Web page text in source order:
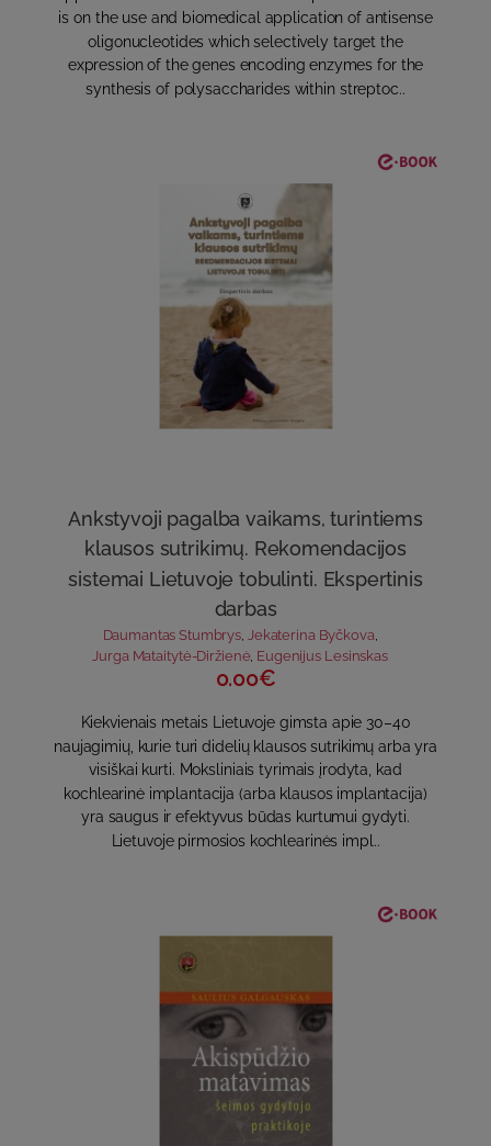
is on the use and biomedical application of antisense
oligonucleotides which selectively target the
expression of the genes encoding enzymes for the
synthesis of polysaccharides within streptoc..
Ankstyvoji pagalba vaikams, turintiems
klausos sutrikimų. Rekomendacijos
sistemai Lietuvoje tobulinti. Ekspertinis
darbas
Daumantas Stumbrys Jekaterina Byčkova
Jurga Mataitytė-Diržienė, Eugenijus Lesinskas
0.00€
Kiekvienais metais Lietuvoje gimsta apie 30–40
naujagimių, kurie turi didelių klausos sutrikimų arba yra
visiškai kurti. Moksliniais tyrimais įrodyta, kad
kochlearinė implantacija (arba klausos implantacija)
yra saugus ir efektyvus būdas kurtumui gydyti.
Lietuvoje pirmosios kochlearinės impl..